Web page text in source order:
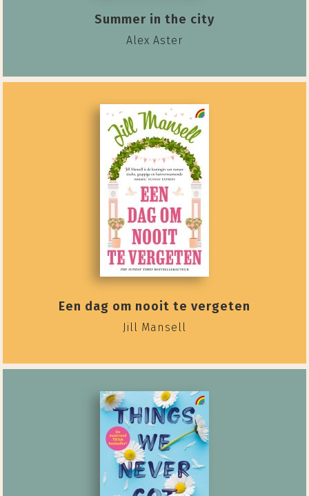
Summer in the city
Alex Aster
Een dag om nooit te vergeten
Jill Mansell